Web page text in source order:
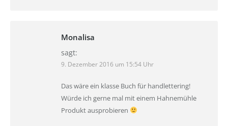
Monalisa
sagt:
9. Dezember 2016 um 15:54 Uhr
Das wäre ein klasse Buch für handlettering!
Würde ich gerne mal mit einem Hahnemühle
Produkt ausprobieren